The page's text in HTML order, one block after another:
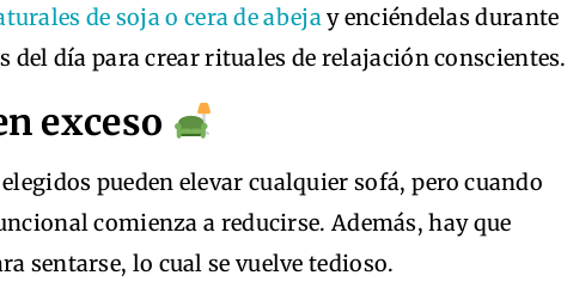
de soja o cera de abejay enciéndelas durante
del día para crear rituales de relajación conscientes.
exceso
pueden elevar cualquier sofá, pero cuando
comienza a reducirse. Además, hay que
sentarse, lo cual se vuelve tedioso.